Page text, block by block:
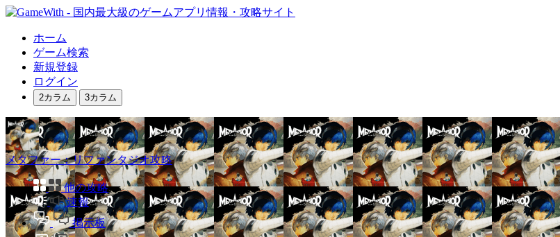
ホーム
ゲーム検索
新規登録
ログイン
2カラム 3カラム
メタファー：リファンタジオ攻略
他の攻略
速報
掲示板